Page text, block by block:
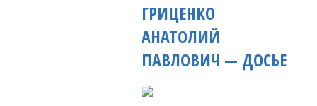
ГРИЦЕНКО
АНАТОЛИЙ
ПАВЛОВИЧ — ДОСЬЕ